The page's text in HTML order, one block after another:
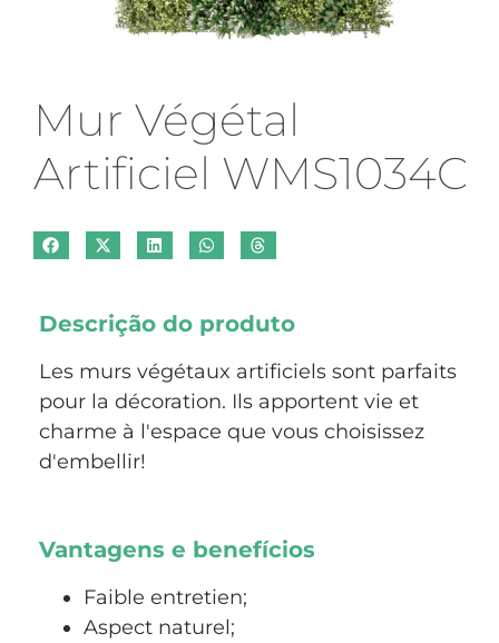
Mur Végétal
Artificiel WMS1034C
Descrição do produto
Les murs végétaux artificiels sont parfaits
pour la décoration. Ils apportent vie et
charme à l'espace que vous choisissez
d'embellir!
Vantagens e benefícios
Faible entretien;
Aspect naturel;